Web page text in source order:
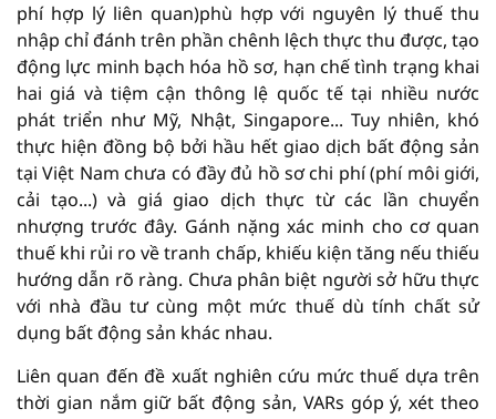
phí hợp lý liên quan)phù hợp với nguyên lý thuế thu
nhập chỉ đánh trên phần chênh lệch thực thu được, tạo
động lực minh bạch hóa hồ sơ, hạn chế tình trạng khai
hai giá và tiệm cận thông lệ quốc tế tại nhiều nước
phát triển như Mỹ, Nhật, Singapore... Tuy nhiên, khó
thực hiện đồng bộ bởi hầu hết giao dịch bất động sản
tại Việt Nam chưa có đầy đủ hồ sơ chi phí (phí môi giới,
cải tạo...) và giá giao dịch thực từ các lần chuyển
nhượng trước đây. Gánh nặng xác minh cho cơ quan
thuế khi rủi ro về tranh chấp, khiếu kiện tăng nếu thiếu
hướng dẫn rõ ràng. Chưa phân biệt người sở hữu thực
với nhà đầu tư cùng một mức thuế dù tính chất sử
dụng bất động sản khác nhau.
Liên quan đến đề xuất nghiên cứu mức thuế dựa trên
thời gian nắm giữ bất động sản, VARs góp ý, xét theo